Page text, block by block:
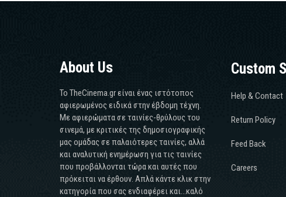
About Us
Το TheCinema.gr είναι ένας ιστότοπος
αφιερωμένος ειδικά στην έβδομη τέχνη.
Με αφιερώματα σε ταινίες-θρύλους του
σινεμά, με κριτικές της δημοσιογραφικής
μας ομάδας σε παλαιότερες ταινίες, αλλά
και αναλυτική ενημέρωση για τις ταινίες
που προβάλλονται τώρα και αυτές που
πρόκειται να έρθουν. Απλά κάντε κλικ στην
κατηγορία που σας ενδιαφέρει και...καλό
Custom
Help & Contact
Return Policy
Feed Back
Careers